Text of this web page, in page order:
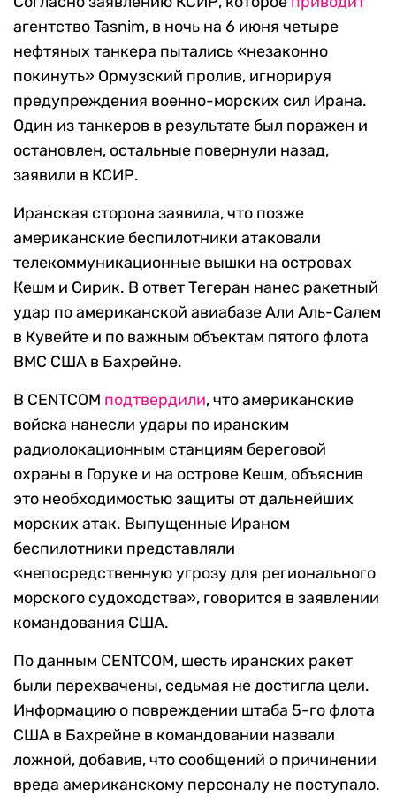
агентство Tasnim, в ночь на 6 июня четыре
нефтяных танкера пытались «незаконно
покинуть» Ормузский пролив, игнорируя
предупреждения военно-морских сил Ирана.
Один из танкеров в результате был поражен и
остановлен, остальные повернули назад,
заявили в КСИР.
Иранская сторона заявила, что позже
американские беспилотники атаковали
телекоммуникационные вышки на островах
Кешм и Сирик. В ответ Тегеран нанес ракетный
удар по американской авиабазе Али Аль-Салем
в Кувейте и по важным объектам пятого флота
ВМС США в Бахрейне.
В CENTCOM подтвердили, что американские
войска нанесли удары по иранским
радиолокационным станциям береговой
охраны в Горуке и на острове Кешм, объяснив
это необходимостью защиты от дальнейших
морских атак. Выпущенные Ираном
беспилотники представляли
«непосредственную угрозу для регионального
морского судоходства», говорится в заявлении
командования США.
По данным CENTCOM, шесть иранских ракет
были перехвачены, седьмая не достигла цели.
Информацию о повреждении штаба 5-го флота
США в Бахрейне в командовании назвали
ложной, добавив, что сообщений о причинении
вреда американскому персоналу не поступало.